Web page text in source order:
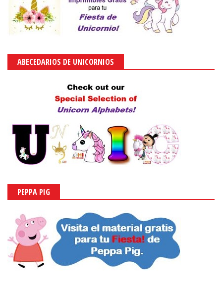
ABECEDARIOS DE UNICORNIOS
PEPPA PIG